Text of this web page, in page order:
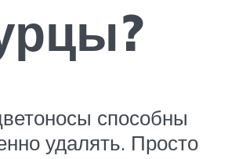
способны
удалять. Просто